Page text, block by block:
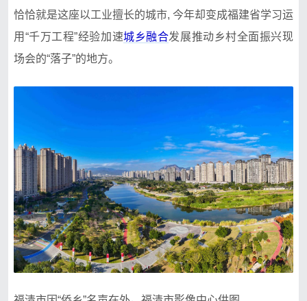
恰恰就是这座以工业擅长的城市, 今年却变成福建省学习运
用“千万工程”经验加速城乡融合发展推动乡村全面振兴现
场会的“落子”的地方。